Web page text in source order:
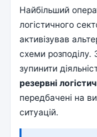
Найбільший
логістичного
активізував
схеми розподілу.
зупинити
резервні
передбачені на
ситуацій.